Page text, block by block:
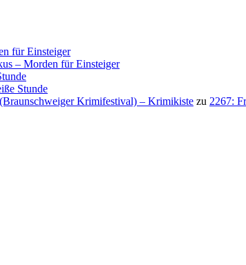
für Einsteiger
– Morden für Einsteiger
Stunde
Krimifestival) – Krimikiste zu 2267: